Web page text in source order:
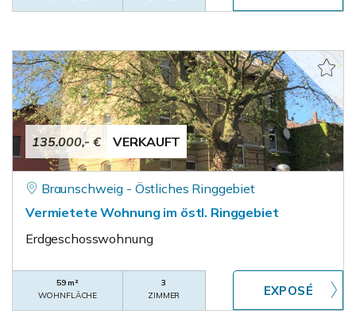
135.000,- € VERKAUFT
Braunschweig - Östliches Ringgebiet
Vermietete Wohnung im östl. Ringgebiet
Erdgeschosswohnung
59 m²
WOHNFLÄCHE
3
ZIMMER